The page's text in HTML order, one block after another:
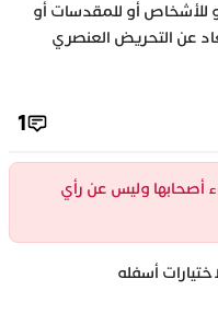
للأشخاص أو للمقدسات أو
عن التحريض العنصري
1
أصحابها وليس عن رأي
أسفله